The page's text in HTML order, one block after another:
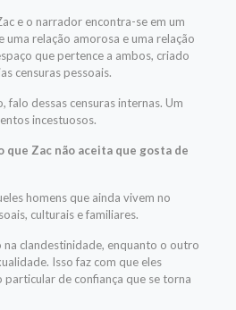
e o narrador encontra-se em um
relação amorosa e uma relação
que pertence a ambos, criado
censuras pessoais.
falo dessas censuras internas. Um
incestuosos.
que Zac não aceita que gosta de
homens que ainda vivem no
culturais e familiares.
na clandestinidade, enquanto o outro
Isso faz com que eles
particular de confiança que se torna